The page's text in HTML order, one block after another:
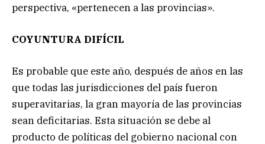
perspectiva, «pertenecen a las provincias».
COYUNTURA DIFÍCIL
Es probable que este año, después de años en las
que todas las jurisdicciones del país fueron
superavitarias, la gran mayoría de las provincias
sean deficitarias. Esta situación se debe al
producto de políticas del gobierno nacional con